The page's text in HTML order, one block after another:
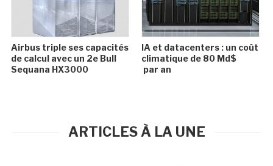
Airbus triple ses capacités
de calcul avec un 2e Bull
Sequana HX3000
IA et datacenters : un coût
climatique de 80 Md$
par an
ARTICLES À LA UNE